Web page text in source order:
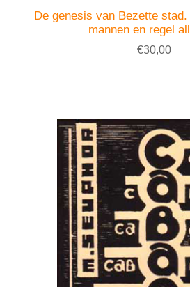
De genesis van Bezette
mannen en regel
€30,00